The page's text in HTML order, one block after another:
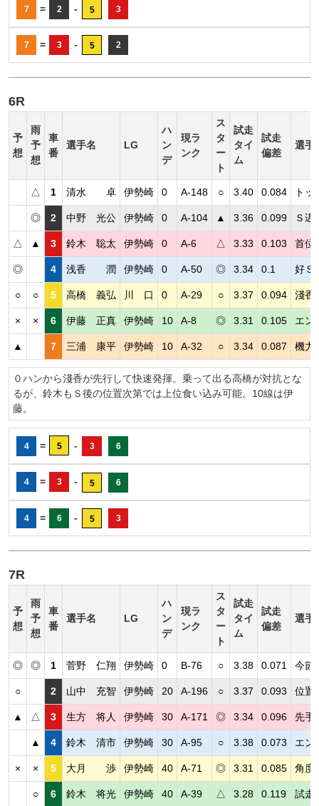
7 = 2 - 5 3
7 = 3 - 5 2
6R
予
想
雨
予
想
車
番
選手名 LG
ハ
ン
デ
現ラ
ンク
ス
タ
ー
ト
試走
タイ
ム
試走
偏差
選手
△ 1 清水 卓 伊勢崎 0 A-148 ○ 3.40 0.084 ト
◎ 2 中野 光公 伊勢崎 0 A-104 ▲ 3.36 0.099 Ｓ遅
△ ▲ 3 鈴木 聡太 伊勢崎 0 A-6 △ 3.33 0.103 首位
◎ 4 浅香 潤 伊勢崎 0 A-50 ◎ 3.34 0.1 好Ｓ
○ ○ 5 高橋 義弘 川 口 0 A-29 ○ 3.37 0.094 淺香
× × 6 伊藤 正真 伊勢崎 10 A-8 ◎ 3.31 0.105 エン
▲ 7 三浦 康平 伊勢崎 10 A-32 ○ 3.34 0.087 機力
０ハンから淺香が先行して快速発揮。乗って出る高橋が対抗とな
るが、鈴木もＳ後の位置次第では上位食い込み可能。10線は伊
藤。
4 = 5 - 3 6
4 = 3 - 5 6
4 = 6 - 5 3
7R
予
想
雨
予
想
車
番
選手名 LG
ハ
ン
デ
現ラ
ンク
ス
タ
ー
ト
試走
タイ
ム
試走
偏差
選手
◎ ◎ 1 菅野 仁翔 伊勢崎 0 B-76 ○ 3.38 0.071 今節
○ 2 山中 充智 伊勢崎 20 A-196 ○ 3.37 0.093 位置
▲ △ 3 生方 将人 伊勢崎 30 A-171 ◎ 3.34 0.096 先手
▲ 4 鈴木 清市 伊勢崎 30 A-95 ○ 3.38 0.073 エン
× × 5 大月 渉 伊勢崎 40 A-71 ◎ 3.31 0.085 角度
○ 6 鈴木 将光 伊勢崎 40 A-39 △ 3.28 0.119 試走